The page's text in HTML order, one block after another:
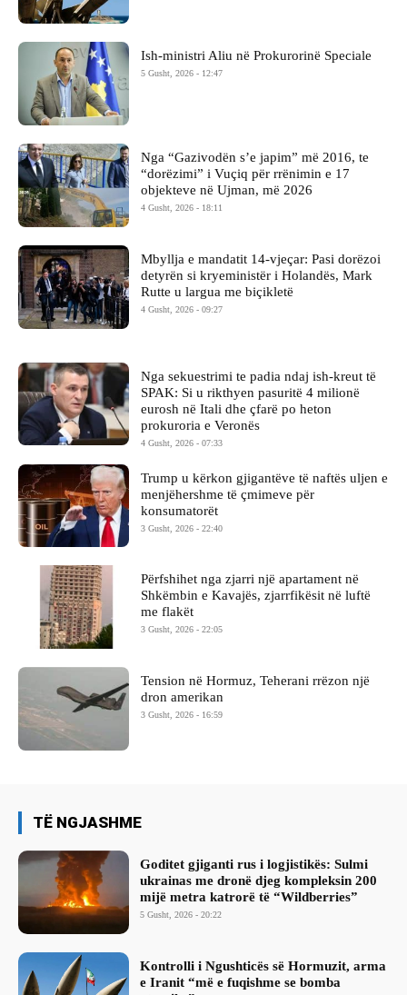
Ish-ministri ​Aliu në Prokurorinë Speciale
5 Gusht, 2026 - 12:47
Nga “Gazivodën s’e japim” më 2016, te
“dorëzimi” i Vuçiq për rrënimin e 17
objekteve në Ujman, më 2026
4 Gusht, 2026 - 18:11
Mbyllja e mandatit 14-vjeçar: Pasi dorëzoi
detyrën si kryeministër i Holandës, Mark
Rutte u largua me biçikletë
4 Gusht, 2026 - 09:27
Nga sekuestrimi te padia ndaj ish-kreut të
SPAK: Si u rikthyen pasuritë 4 milionë
eurosh në Itali dhe çfarë po heton
prokuroria e Veronës
4 Gusht, 2026 - 07:33
Trump u kërkon gjigantëve të naftës uljen e
menjëhershme të çmimeve për
konsumatorët
3 Gusht, 2026 - 22:40
Përfshihet nga zjarri një apartament në
Shkëmbin e Kavajës, zjarrfikësit në luftë
me flakët
3 Gusht, 2026 - 22:05
Tension në Hormuz, Teherani rrëzon një
dron amerikan
3 Gusht, 2026 - 16:59
TË NGJASHME
Goditet gjiganti rus i logjistikës: Sulmi
ukrainas me dronë djeg kompleksin 200
mijë metra katrorë të “Wildberries”
5 Gusht, 2026 - 20:22
Kontrolli i Ngushticës së Hormuzit, arma
e Iranit “më e fuqishme se bomba